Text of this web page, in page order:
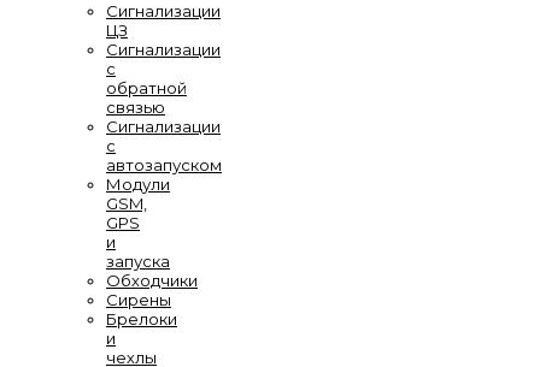
Сигнализации
ЦЗ
Сигнализации
с
обратной
связью
Сигнализации
с
автозапуском
Модули
GSM,
GPS
и
запуска
Обходчики
Сирены
Брелоки
и
чехлы